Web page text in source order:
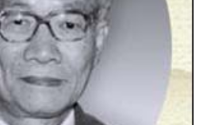
身学习
息化服务
创大赛
会
会简介
长致辞